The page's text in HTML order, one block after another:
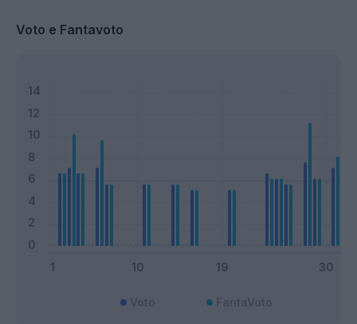
Voto e Fantavoto